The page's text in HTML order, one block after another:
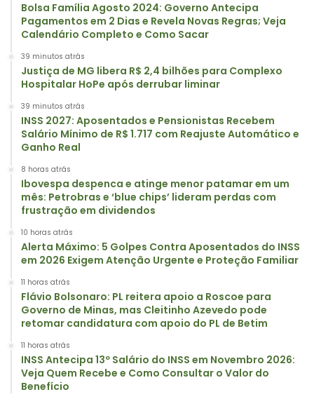
Bolsa Família Agosto 2024: Governo Antecipa
Pagamentos em 2 Dias e Revela Novas Regras; Veja
Calendário Completo e Como Sacar
39 minutos atrás
Justiça de MG libera R$ 2,4 bilhões para Complexo
Hospitalar HoPe após derrubar liminar
39 minutos atrás
INSS 2027: Aposentados e Pensionistas Recebem
Salário Mínimo de R$ 1.717 com Reajuste Automático e
Ganho Real
8 horas atrás
Ibovespa despenca e atinge menor patamar em um
mês: Petrobras e ‘blue chips’ lideram perdas com
frustração em dividendos
10 horas atrás
Alerta Máximo: 5 Golpes Contra Aposentados do INSS
em 2026 Exigem Atenção Urgente e Proteção Familiar
11 horas atrás
Flávio Bolsonaro: PL reitera apoio a Roscoe para
Governo de Minas, mas Cleitinho Azevedo pode
retomar candidatura com apoio do PL de Betim
11 horas atrás
INSS Antecipa 13º Salário do INSS em Novembro 2026:
Veja Quem Recebe e Como Consultar o Valor do
Benefício